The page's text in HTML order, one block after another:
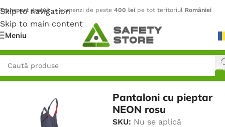
Skip to navigation
Skip to main content
Transport gratuitla comenzi de peste 400 lei pe tot teritoriul României
Meniu
Prima pagină/Îmbrăcăminte
Pantaloni cu pieptar
NEON rosu
SKU: Nu se aplică